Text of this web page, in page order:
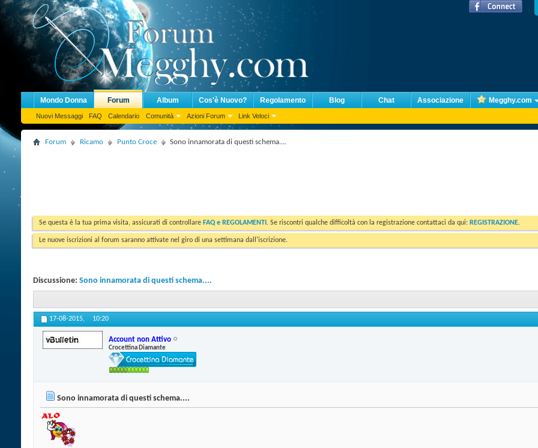
Mondo Donna Forum
Nuovi Messaggi FAQ Calendario Comunità Azioni Forum Link Veloci
Album Cos'è Nuovo? Regolamento Blog Chat Associazione Megghy.com
Forum Ricamo Punto Croce Sono innamorata di questi schema....
Se questa è la tua prima visita, assicurati di controllare FAQ e REGOLAMENTI . Se riscontri qualche difficoltà con la registrazione contattaci da qui: REGISTRAZIONE.
Le nuove iscrizioni al forum saranno attivate nel giro di una settimana dall'iscrizione.
Discussione: Sono innamorata di questi schema....
17-08-2015, 10:20
Account non Attivo
Crocettina Diamante
Sono innamorata di questi schema....